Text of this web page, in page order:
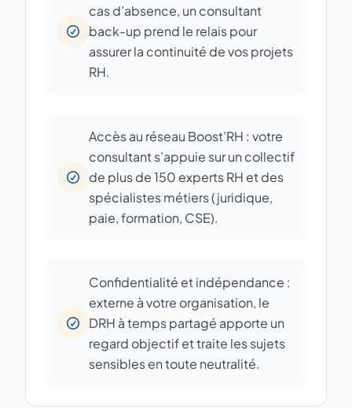
cas d’absence, un consultant
back-up prend le relais pour
assurer la continuité de vos projets
RH.
Accès au réseau Boost’RH : votre
consultant s’appuie sur un collectif
de plus de 150 experts RH et des
spécialistes métiers (juridique,
paie, formation, CSE).
Confidentialité et indépendance :
externe à votre organisation, le
DRH à temps partagé apporte un
regard objectif et traite les sujets
sensibles en toute neutralité.